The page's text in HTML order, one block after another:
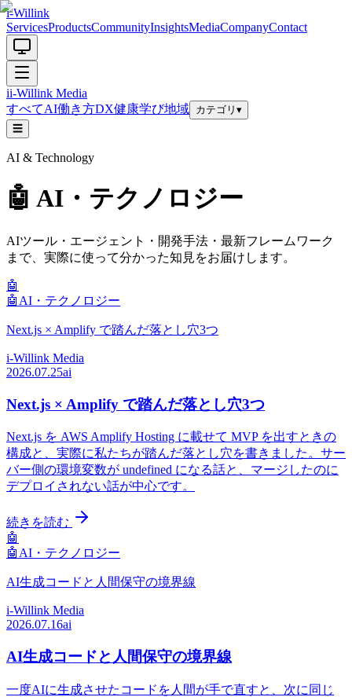
i-Willink
ServicesProductsCommunityInsightsMediaCompanyContact
ii-Willink Media
すべてAI働き方DX健康学び地域 カテゴリ ▾
☰
AI & Technology
🤖 AI・テクノロジー
AIツール・エージェント・開発手法・最新フレームワーク
まで、実際に使って分かった知見をお届けします。
🤖
🤖 AI・テクノロジー
Next.js × Amplify で踏んだ落とし穴3つ
i-Willink Media
2026.07.25ai
Next.js × Amplify で踏んだ落とし穴3つ
Next.js を AWS Amplify Hosting に載せて MVP を出すときの
構成と、実際に私たちが踏んだ落とし穴を書きました。サー
バー側の環境変数が undefined になる話と、マージしたのに
デプロイされない話が中心です。
続きを読む
🤖
🤖 AI・テクノロジー
AI生成コードと人間保守の境界線
i-Willink Media
2026.07.16ai
AI生成コードと人間保守の境界線
一度AIに生成させたコードを人間が手で直すと、次に同じ